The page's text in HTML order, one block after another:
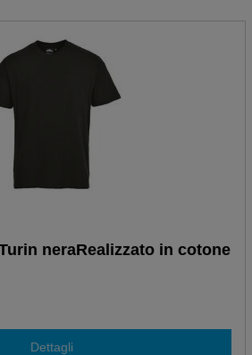
neraRealizzato in cotone
Dettagli